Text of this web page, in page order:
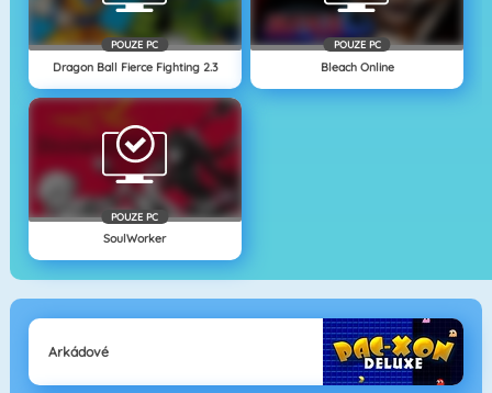
POUZE PC
Dragon Ball Fierce Fighting 2.3
POUZE PC
Bleach Online
POUZE PC
SoulWorker
Arkádové